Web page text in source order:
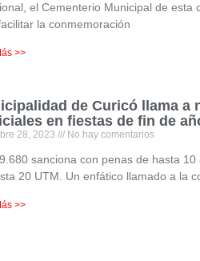
el Cementerio Municipal de esta
la conmemoración
>>
de Curicó llama a
en fiestas de fin de
28, 2023 No hay comentarios
sanciona con penas de hasta
20 UTM. Un enfático llamado a la
>>